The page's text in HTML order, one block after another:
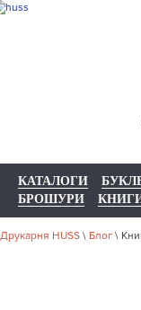
КАТАЛОГИ
БРОШУРИ
Друкарня HUSS \ Блог \